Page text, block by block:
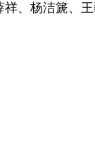
杨洁篪、王